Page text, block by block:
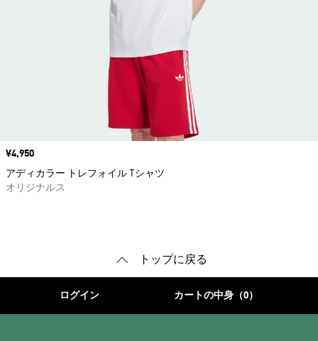
価格
¥4,950
アディカラー トレフォイル Tシャツ
オリジナルス
トップに戻る
ログイン カートの中身（0）